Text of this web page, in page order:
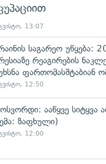
13:07
საგარეო უწყება:
რეაგირების
ფართომასშტაბიან
12:50
ააწყვე სიტყვა
ზაფხული)
12:00